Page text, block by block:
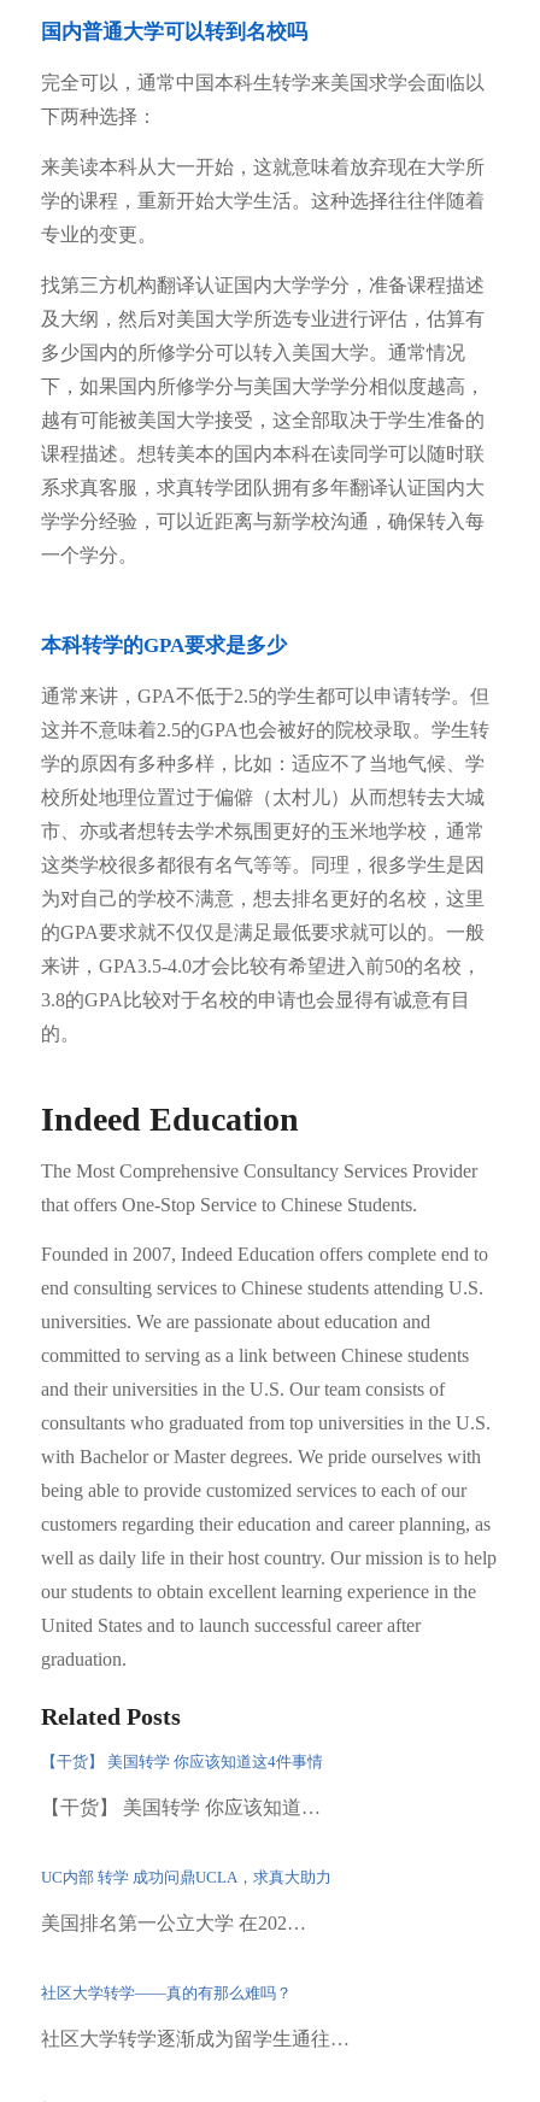
国内普通大学可以转到名校吗
完全可以，通常中国本科生转学来美国求学会面临以
下两种选择：
来美读本科从大一开始，这就意味着放弃现在大学所
学的课程，重新开始大学生活。这种选择往往伴随着
专业的变更。
找第三方机构翻译认证国内大学学分，准备课程描述
及大纲，然后对美国大学所选专业进行评估，估算有
多少国内的所修学分可以转入美国大学。通常情况
下，如果国内所修学分与美国大学学分相似度越高，
越有可能被美国大学接受，这全部取决于学生准备的
课程描述。想转美本的国内本科在读同学可以随时联
系求真客服，求真转学团队拥有多年翻译认证国内大
学学分经验，可以近距离与新学校沟通，确保转入每
一个学分。
本科转学的GPA要求是多少
通常来讲，GPA不低于2.5的学生都可以申请转学。但
这并不意味着2.5的GPA也会被好的院校录取。学生转
学的原因有多种多样，比如：适应不了当地气候、学
校所处地理位置过于偏僻（太村儿）从而想转去大城
市、亦或者想转去学术氛围更好的玉米地学校，通常
这类学校很多都很有名气等等。同理，很多学生是因
为对自己的学校不满意，想去排名更好的名校，这里
的GPA要求就不仅仅是满足最低要求就可以的。一般
来讲，GPA3.5-4.0才会比较有希望进入前50的名校，
3.8的GPA比较对于名校的申请也会显得有诚意有目
的。
Indeed Education
The Most Comprehensive Consultancy Services Provider
that offers One-Stop Service to Chinese Students.
Founded in 2007, Indeed Education offers complete end to
end consulting services to Chinese students attending U.S.
universities. We are passionate about education and
committed to serving as a link between Chinese students
and their universities in the U.S. Our team consists of
consultants who graduated from top universities in the U.S.
with Bachelor or Master degrees. We pride ourselves with
being able to provide customized services to each of our
customers regarding their education and career planning, as
well as daily life in their host country. Our mission is to help
our students to obtain excellent learning experience in the
United States and to launch successful career after
graduation.
Related Posts
【干货】 美国转学 你应该知道这4件事情
【干货】 美国转学 你应该知道…
UC内部 转学 成功问鼎UCLA，求真大助力
美国排名第一公立大学 在202…
社区大学转学——真的有那么难吗？
社区大学转学逐渐成为留学生通往…